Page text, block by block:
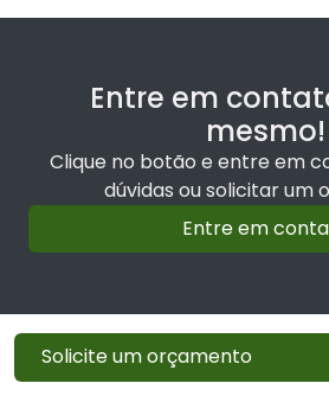
Entre em
mesmo!
Clique no botão e entre em
dúvidas ou solicitar um
Entre em
Solicite um orçamento